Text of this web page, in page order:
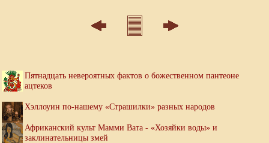
Пятнадцать невероятных фактов о божественном пантеоне
ацтеков
Хэллоуин по-нашему «Страшилки» разных народов
Африканский культ Мамми Вата - «Хозяйки воды» и
заклинательницы змей